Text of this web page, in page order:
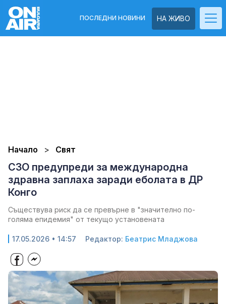
НА ЖИВО
ПОСЛЕДНИ НОВИНИ
Начало Свят
СЗО предупреди за международна
здравна заплаха заради еболата в ДР
Конго
Съществува риск да се превърне в "значително по-
голяма епидемия" от текущо установената
17.05.2026 • 14:57 Редактор: Беатрис Младжова